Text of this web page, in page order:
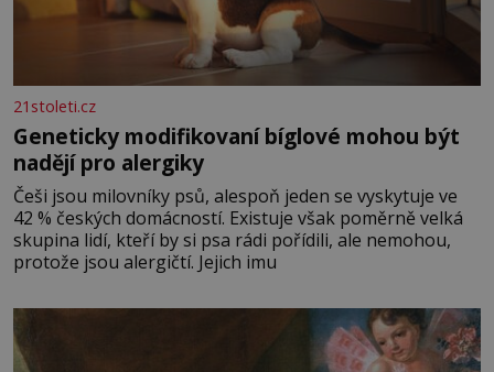
21stoleti.cz
Geneticky modifikovaní bíglové mohou být
nadějí pro alergiky
Češi jsou milovníky psů, alespoň jeden se vyskytuje ve
42 % českých domácností. Existuje však poměrně velká
skupina lidí, kteří by si psa rádi pořídili, ale nemohou,
protože jsou alergičtí. Jejich imu